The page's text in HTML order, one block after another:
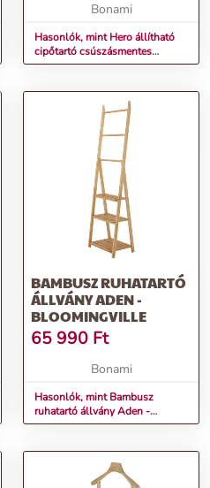
Bonami
Hasonlók, mint Hero állítható
cipőtartó csúszásmentes
felülettel - Wenko
BAMBUSZ RUHATARTÓ
ÁLLVÁNY ADEN -
BLOOMINGVILLE
65 990 Ft
Bonami
Hasonlók, mint Bambusz
ruhatartó állvány Aden -
Bloomingville